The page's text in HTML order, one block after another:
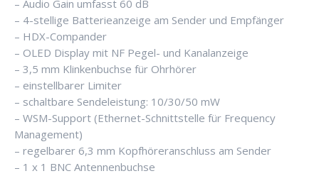
– Audio Gain umfasst 60 dB
– 4-stellige Batterieanzeige am Sender und Empfänger
– HDX-Compander
– OLED Display mit NF Pegel- und Kanalanzeige
– 3,5 mm Klinkenbuchse für Ohrhörer
– einstellbarer Limiter
– schaltbare Sendeleistung: 10/30/50 mW
– WSM-Support (Ethernet-Schnittstelle für Frequency
Management)
– regelbarer 6,3 mm Kopfhöreranschluss am Sender
– 1 x 1 BNC Antennenbuchse